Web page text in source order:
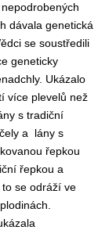
dávala genetická
se soustředili
geneticky
Ukázalo
více plevelů než
s tradiční
a
lány s
řepkou
řepkou a
se odráží ve